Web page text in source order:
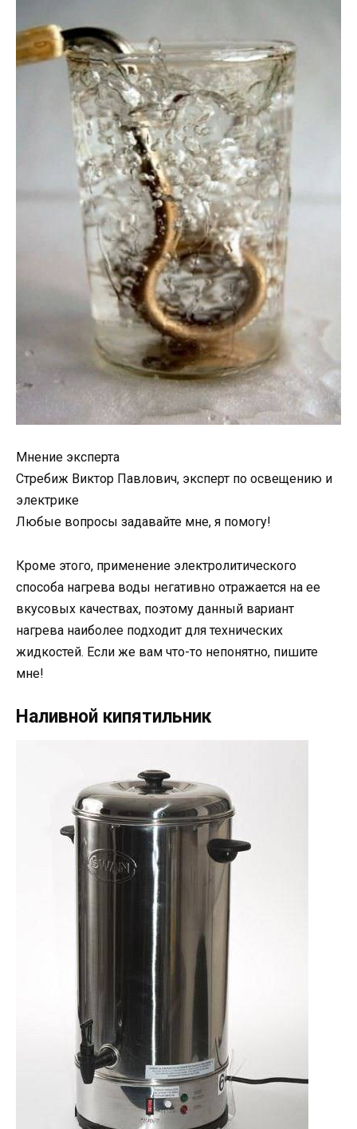
Мнение эксперта
Стребиж Виктор Павлович, эксперт по освещению и
электрике
Любые вопросы задавайте мне, я помогу!
Кроме этого, применение электролитического
способа нагрева воды негативно отражается на ее
вкусовых качествах, поэтому данный вариант
нагрева наиболее подходит для технических
жидкостей. Если же вам что-то непонятно, пишите
мне!
Наливной кипятильник